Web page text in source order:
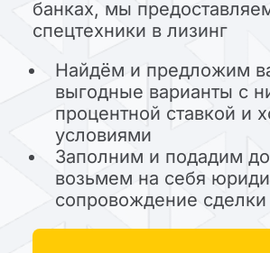
банках, мы
спецтехники в лизинг
Найдём и предложим
выгодные варианты с
процентной ставкой и
условиями
Заполним и подадим
возьмем на себя
сопровождение сделки